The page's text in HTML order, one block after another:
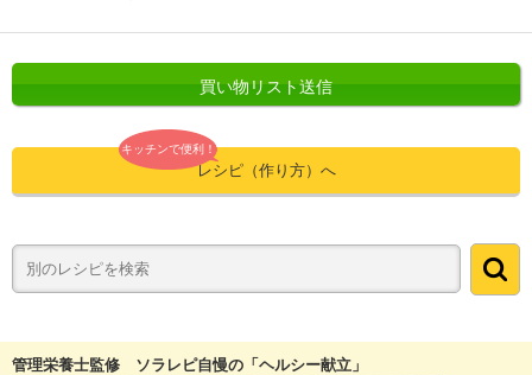
買い物リスト送信
キッチンで便利！
レシピ（作り方）へ
管理栄養士監修 ソラレピ自慢の「ヘルシー献立」